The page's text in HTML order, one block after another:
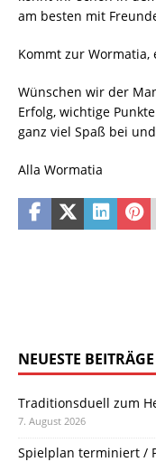
am besten mit
Kommt zur
Wünschen wir der
Erfolg, wichtige
ganz viel Spaß bei
Alla Wormatia
NEUESTE BEITRÄGE
Traditionsduell zum
7. August 2026
Spielplan terminiert /